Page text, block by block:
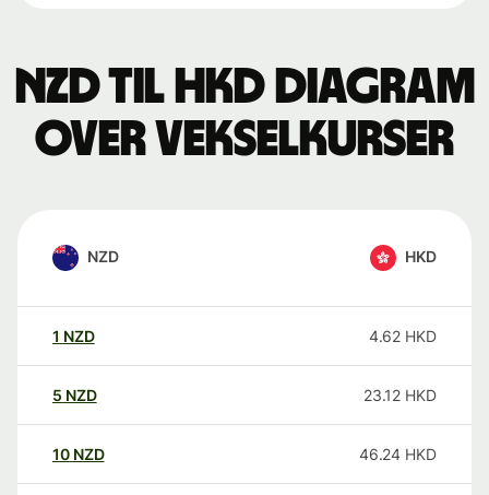
NZD til HKD Diagram
over vekselkurser
NZD HKD
1 NZD 4.62 HKD
5 NZD 23.12 HKD
10 NZD 46.24 HKD